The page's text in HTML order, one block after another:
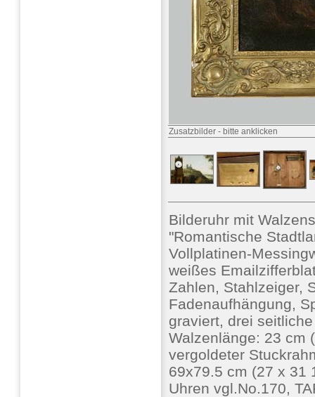
Zusatzbilder - bitte anklicken
Bilderuhr mit
"Romantische
Vollplatinen-
weißes
Zahlen, Stahlzeiger,
Fadenaufhängung,
graviert, drei
Walzenlänge: 23 cm
vergoldeter
69x79.5 cm (27 x 31
Uhren vgl.No.170,